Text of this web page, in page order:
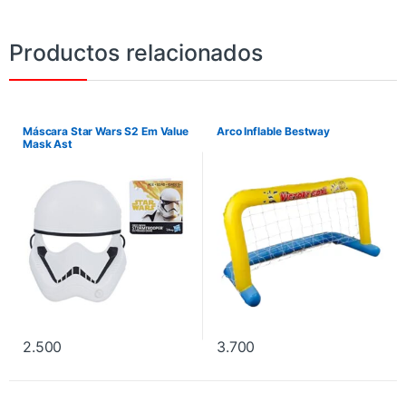
Productos relacionados
Máscara Star Wars S2 Em Value
Mask Ast
2.500
Arco Inflable Bestway
3.700